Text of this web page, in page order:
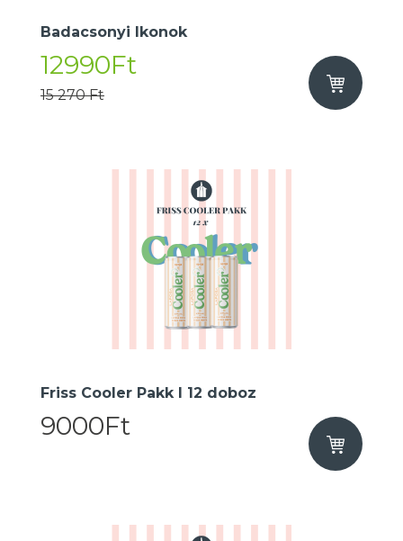
Badacsonyi Ikonok
12990Ft
15 270 Ft
Friss Cooler Pakk I 12 doboz
9000Ft